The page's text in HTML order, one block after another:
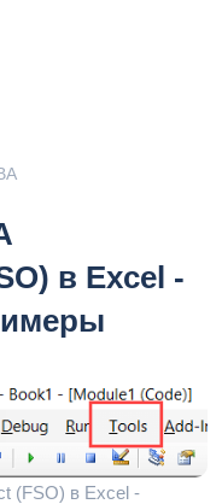
в Excel -
(FSO) в Excel -